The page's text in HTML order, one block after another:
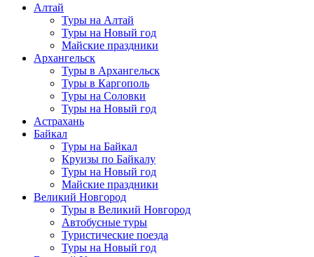
Алтай
Туры на Алтай
Туры на Новый год
Майские праздники
Архангельск
Туры в Архангельск
Туры в Каргополь
Туры на Соловки
Туры на Новый год
Астрахань
Байкал
Туры на Байкал
Круизы по Байкалу
Туры на Новый год
Майские праздники
Великий Новгород
Туры в Великий Новгород
Автобусные туры
Туристические поезда
Туры на Новый год